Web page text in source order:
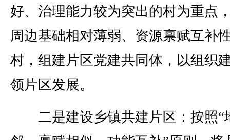
好、治理能力较为突出的村为重点
周边基础相对薄弱、资源禀赋互补
村，组建片区党建共同体，以组织
领片区发展。
二是建设乡镇共建片区：按照“